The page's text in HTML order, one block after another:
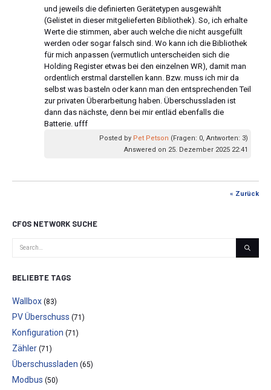
und jeweils die definierten Gerätetypen ausgewählt
(Gelistet in dieser mitgelieferten Bibliothek). So, ich erhalte
Werte die stimmen, aber auch welche die nicht ausgefüllt
werden oder sogar falsch sind. Wo kann ich die Bibliothek
für mich anpassen (vermutlich unterscheiden sich die
Holding Register etwas bei den einzelnen WR), damit man
ordentlich erstmal darstellen kann. Bzw. muss ich mir da
selbst was basteln oder kann man den entsprechenden Teil
zur privaten Überarbeitung haben. Überschussladen ist
dann das nächste, denn bei mir entläd ebenfalls die
Batterie. ufff
Posted by Pet Petson (Fragen: 0, Antworten: 3)
Answered on 25. Dezember 2025 22:41
« Zurück
CFOS NETWORK SUCHE
BELIEBTE TAGS
Wallbox (83)
PV Überschuss (71)
Konfiguration (71)
Zähler (71)
Überschussladen (65)
Modbus (50)